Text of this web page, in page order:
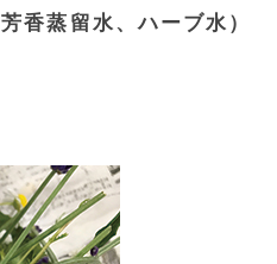
香蒸留水、ハーブ水）